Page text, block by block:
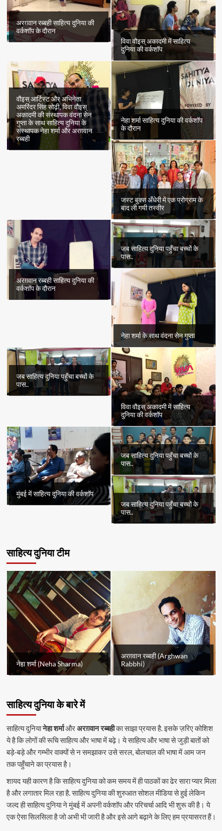
अरग़वान रब्बही साहित्य दुनिया की
वर्कशॉप के दौरान
विवा वौइस् अकादमी में साहित्य
दुनिया की वर्कशॉप
वौइस् आर्टिस्ट और अभिनेता
अमरिंदर सिंह सोढ़ी, विवा वौइस्
अकादमी की संस्थापक वंदना सेन
गुप्ता के साथ साहित्य दुनिया के
संस्थापक नेहा शर्मा और अरग़वान
रब्बही
नेहा शर्मा साहित्य दुनिया की वर्कशॉप
के दौरान
जस्ट बुक्स अँधेरी में एक प्रोग्राम के
बाद ली गयी तस्वीर
अरग़वान रब्बही साहित्य दुनिया की
वर्कशॉप के दौरान
जब साहित्य दुनिया पहुँचा बच्चों के
पास..
नेहा शर्मा के साथ वंदना सेन गुप्ता
जब साहित्य दुनिया पहुँचा बच्चों के
पास..
विवा वौइस् अकादमी में साहित्य
दुनिया की वर्कशॉप
मुंबई में साहित्य दुनिया की वर्कशॉप
जब साहित्य दुनिया पहुँचा बच्चों के
पास..
जब साहित्य दुनिया पहुँचा बच्चों के
पास..
साहित्य दुनिया टीम
नेहा शर्मा (Neha Sharma)
अरग़वान रब्बही (Arghwan
Rabbhi)
साहित्य दुनिया के बारे में
साहित्य दुनियानेहा शर्माऔरअरग़वान रब्बहीका साझा प्रयास है. इसके ज़रिए कोशिश
ये है कि लोगों की रूचि साहित्य और भाषा में बढ़े। ये साहित्य और भाषा से जुड़ी बातों को
बड़े-बड़े और गम्भीर वाक्यों से न समझाकर उसे सरल, बोलचाल की भाषा में आम जन
तक पहुँचाने का प्रयास है।
शायद यही कारण है कि साहित्य दुनिया को कम समय में ही पाठकों का ढेर सारा प्यार मिला
है और लगातार मिल रहा है. साहित्य दुनिया की शुरुआत सोशल मीडिया से हुई लेकिन
जल्द ही साहित्य दुनिया ने मुंबई में अपनी वर्कशॉप और परिचर्चा आदि भी शुरू की है। ये
एक ऐसा सिलसिला है जो अभी भी जारी है और इसे आगे बढ़ाने के लिए हम प्रयासरत हैं।